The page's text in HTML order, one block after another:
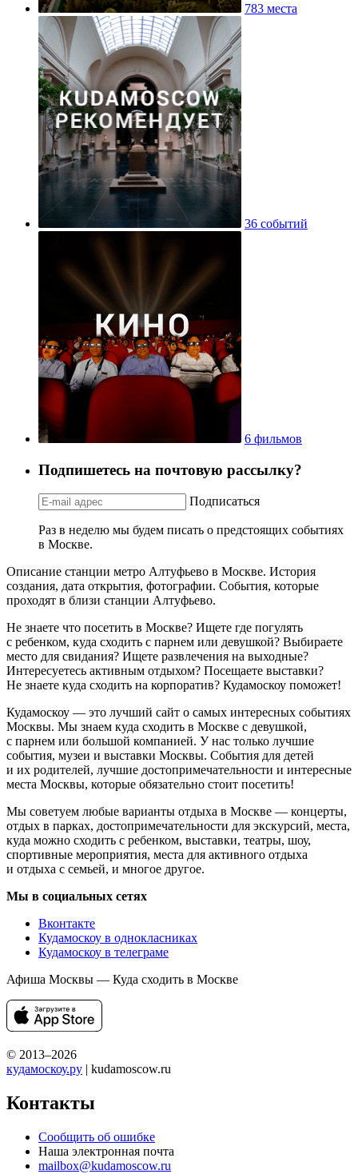
783 места
36 событий
6 фильмов
Подпишетесь на почтовую рассылку?
Подписаться
Раз в неделю мы будем писать о предстоящих событиях
в Москве.
Описание станции метро Алтуфьево в Москве. История
создания, дата открытия, фотографии. События, которые
проходят в близи станции Алтуфьево.
Не знаете что посетить в Москве? Ищете где погулять
с ребенком, куда сходить с парнем или девушкой? Выбираете
место для свидания? Ищете развлечения на выходные?
Интересуетесь активным отдыхом? Посещаете выставки?
Не знаете куда сходить на корпоратив? Кудамоскоу поможет!
Кудамоскоу — это лучший сайт о самых интересных событиях
Москвы. Мы знаем куда сходить в Москве с девушкой,
с парнем или большой компанией. У нас только лучшие
события, музеи и выставки Москвы. События для детей
и их родителей, лучшие достопримечательности и интересные
места Москвы, которые обязательно стоит посетить!
Мы советуем любые варианты отдыха в Москве — концерты,
отдых в парках, достопримечательности для экскурсий, места,
куда можно сходить с ребенком, выставки, театры, шоу,
спортивные мероприятия, места для активного отдыха
и отдыха с семьей, и многое другое.
Мы в социальных сетях
Вконтакте
Кудамоскоу в однокласниках
Кудамоскоу в телеграме
Афиша Москвы — Куда сходить в Москве
© 2013–2026
кудамоскоу.ру | kudamoscow.ru
Контакты
Сообщить об ошибке
Наша электронная почта
mailbox@kudamoscow.ru